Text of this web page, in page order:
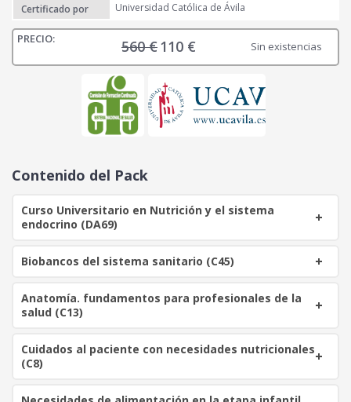
Certificado por
Universidad Católica de Ávila
560€ E
l
p
r
e
c
i
n
l
a
110 €
l
r
e
t
s
1
Sin existencias
Contenido del Pack
Curso Universitario en Nutrición y el sistema
endocrino (DA69)
Biobancos del sistema sanitario (C45)
Anatomía. fundamentos para profesionales de la
salud (C13)
Cuidados al paciente con necesidades nutricionales
(C8)